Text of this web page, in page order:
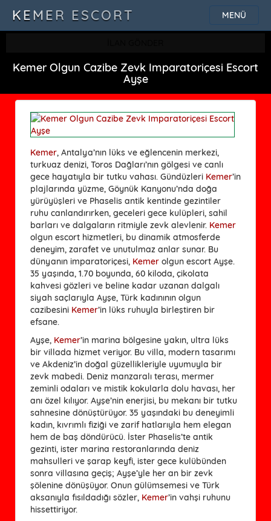
MENÜ
KEMER ESCORT
Kemer Olgun Cazibe Zevk Imparatoriçesi Escort
Ayşe
Kemer, Antalya’nın lüks ve eğlencenin merkezi,
turkuaz denizi, Toros Dağları’nın gölgesi ve canlı
gece hayatıyla bir tutku vahası. Gündüzleri Kemer’in
plajlarında yüzme, Göynük Kanyonu’nda doğa
yürüyüşleri ve Phaselis antik kentinde gezintiler
ruhu canlandırırken, geceleri gece kulüpleri, sahil
barları ve dalgaların ritmiyle zevk alevlenir. Kemer
olgun escort hizmetleri, bu dinamik atmosferde
deneyim, zarafet ve unutulmaz anlar sunar. Bu
dünyanın imparatoriçesi, Kemer olgun escort Ayşe.
35 yaşında, 1.70 boyunda, 60 kiloda, çikolata
kahvesi gözleri ve beline kadar uzanan dalgalı
siyah saçlarıyla Ayşe, Türk kadınının olgun
cazibesini Kemer’in lüks ruhuyla birleştiren bir
efsane.
Ayşe, Kemer’in marina bölgesine yakın, ultra lüks
bir villada hizmet veriyor. Bu villa, modern tasarımı
ve Akdeniz’in doğal güzellikleriyle uyumuyla bir
zevk mabedi. Deniz manzaralı terası, mermer
zeminli odaları ve mistik kokularla dolu havası, her
anı özel kılıyor. Ayşe’nin enerjisi, bu mekanı bir tutku
sahnesine dönüştürüyor. 35 yaşındaki bu deneyimli
kadın, kıvrımlı fiziği ve zarif hatlarıyla hem elegan
hem de baş döndürücü. İster Phaselis’te antik
gezinti, ister marina restoranlarında deniz
mahsulleri ve şarap keyfi, ister gece kulübünden
sonra villasına geçiş; Ayşe’yle her an bir zevk
şölenine dönüşüyor. Onun gülümsemesi ve Türk
aksanıyla fısıldadığı sözler, Kemer’in vahşi ruhunu
hissettiriyor.